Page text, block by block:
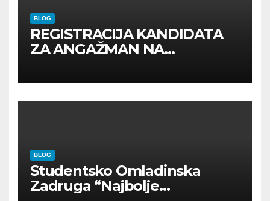
BLOG
REGISTRACIJA KANDIDATA
ZA ANGAŽMAN NA
BLOG
Studentsko Omladinska
Zadruga “Najbolje